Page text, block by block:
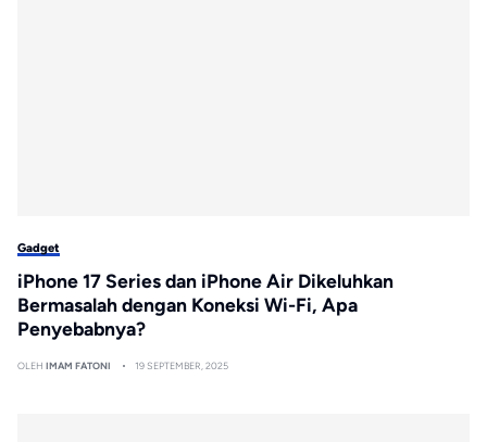
Gadget
iPhone 17 Series dan iPhone Air Dikeluhkan
Bermasalah dengan Koneksi Wi-Fi, Apa
Penyebabnya?
OLEH IMAM FATONI 19 SEPTEMBER, 2025